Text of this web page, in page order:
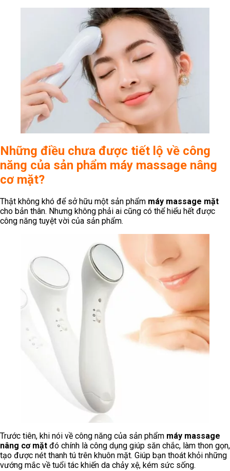
Những điều chưa được tiết lộ về công
năng của sản phẩm máy massage nâng
cơ mặt?
Thật không khó để sở hữu một sản phẩm máy massage mặt
cho bản thân. Nhưng không phải ai cũng có thể hiểu hết được
công năng tuyệt vời của sản phẩm.
Trước tiên, khi nói về công năng của sản phẩm máy massage
nâng cơ mặt đó chính là công dụng giúp săn chắc, làm thon gọn,
tạo được nét thanh tú trên khuôn mặt. Giúp bạn thoát khỏi những
vướng mắc về tuổi tác khiến da chảy xệ, kém sức sống.